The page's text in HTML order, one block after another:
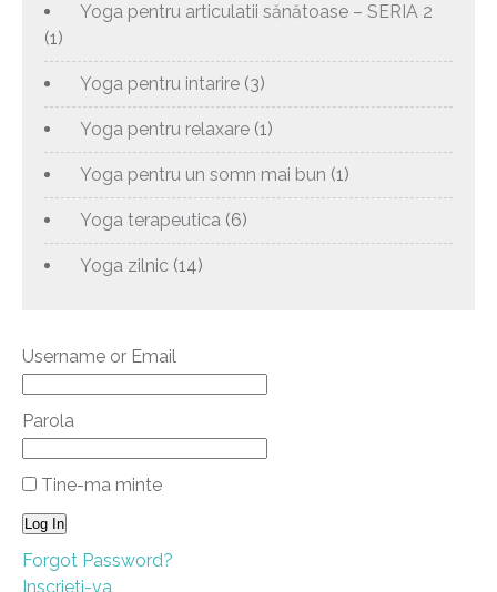
Yoga pentru articulatii sănătoase – SERIA 2
(1)
Yoga pentru intarire (3)
Yoga pentru relaxare (1)
Yoga pentru un somn mai bun (1)
Yoga terapeutica (6)
Yoga zilnic (14)
Username or Email
Parola
Tine-ma minte
Forgot Password?
Inscrieti-va